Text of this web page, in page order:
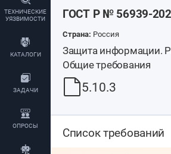
ТЕХНИЧЕСКИЕ
УЯЗВИМОСТИ
КАТАЛОГИ
ЗАДАЧИ
ОПРОСЫ
ГОСТ Р № 56939-
Страна: Россия
Защита информации.
Общие требования
5.10.3
Список требований